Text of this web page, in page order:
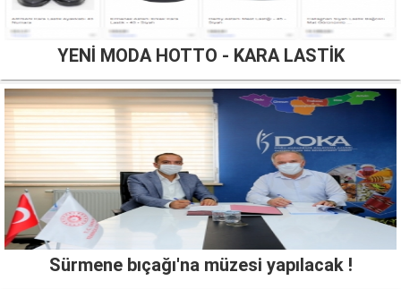
YENİ MODA HOTTO - KARA LASTİK
Sürmene bıçağı'na müzesi yapılacak !